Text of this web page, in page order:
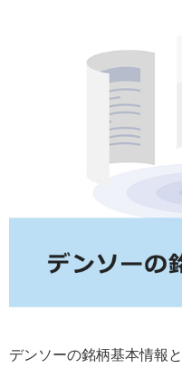
デンソーの銘柄基本情報